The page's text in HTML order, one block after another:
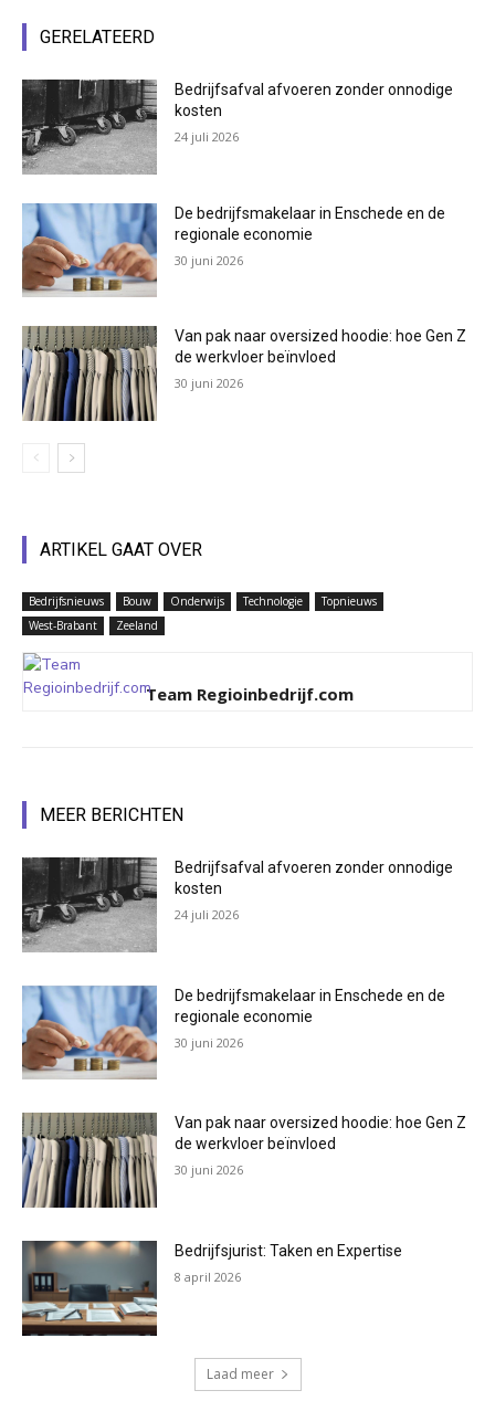
GERELATEERD
Bedrijfsafval afvoeren zonder onnodige
kosten
24 juli 2026
De bedrijfsmakelaar in Enschede en de
regionale economie
30 juni 2026
Van pak naar oversized hoodie: hoe Gen Z
de werkvloer beïnvloed
30 juni 2026
ARTIKEL GAAT OVER
Bedrijfsnieuws Bouw Onderwijs Technologie
Topnieuws
West-Brabant
Zeeland
Team Regioinbedrijf.com
MEER BERICHTEN
Bedrijfsafval afvoeren zonder onnodige
kosten
24 juli 2026
De bedrijfsmakelaar in Enschede en de
regionale economie
30 juni 2026
Van pak naar oversized hoodie: hoe Gen Z
de werkvloer beïnvloed
30 juni 2026
Bedrijfsjurist: Taken en Expertise
8 april 2026
Laad meer